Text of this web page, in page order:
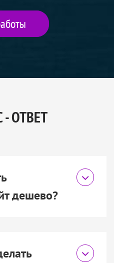
ОТВЕТ
дешево?